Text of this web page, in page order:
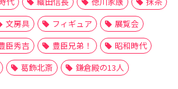
文房具 フィギュア
展覧会
臣秀吉 豊臣兄弟！
昭和時代
葛飾北斎 鎌倉殿の13人